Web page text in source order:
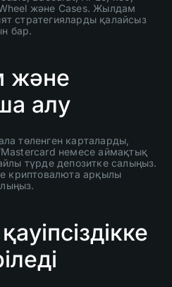
және Cases. Жылдам
стратегияларды қалайсыз
бар.
және
алу
төленген карталарды,
немесе аймақтық
түрде депозитке салыңыз.
криптовалюта арқылы